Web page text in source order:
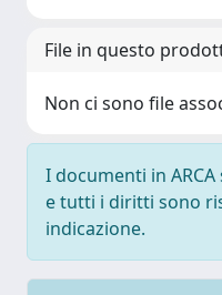
File in questo
Non ci sono file
I documenti in
e tutti i diritti sono
indicazione.